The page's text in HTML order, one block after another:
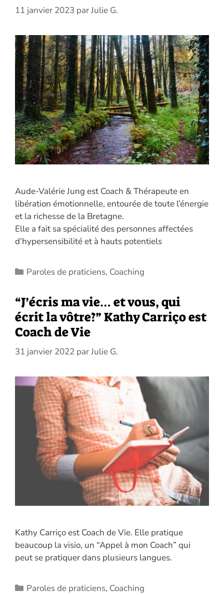
11 janvier 2023 parJulie G.
Aude-Valérie Jung est Coach & Thérapeute en
libération émotionnelle, entourée de toute l’énergie
et la richesse de la Bretagne.
Elle a fait sa spécialité des personnes affectées
d’hypersensibilité et à hauts potentiels
Catégories
Paroles de praticiens, Coaching
“J’écris ma vie… et vous, qui
écrit la vôtre?” Kathy Carriço est
Coach de Vie
31 janvier 2022 parJulie G.
Kathy Carriço est Coach de Vie. Elle pratique
beaucoup la visio, un “Appel à mon Coach” qui
peut se pratiquer dans plusieurs langues.
Catégories
Paroles de praticiens, Coaching